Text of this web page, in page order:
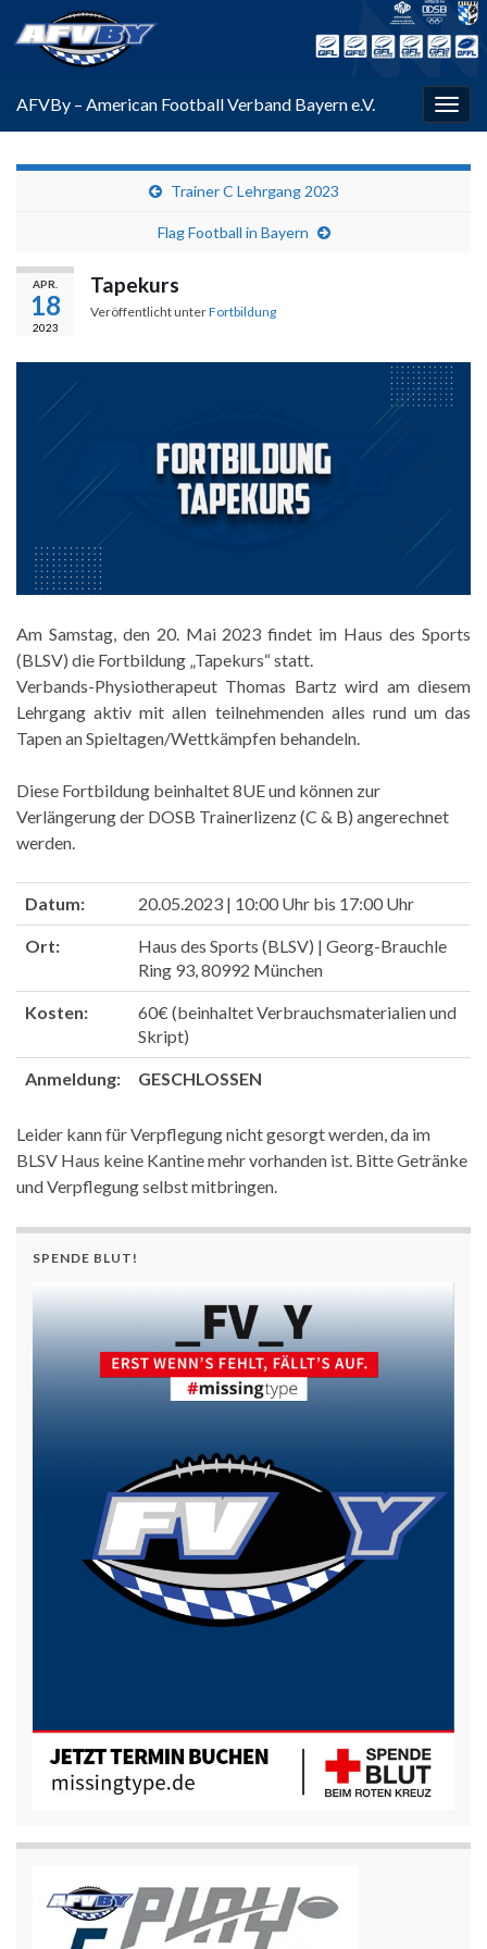
AFVBy – American Football Verband Bayern e.V.
Trainer C Lehrgang 2023
Flag Football in Bayern
APR.
18
2023
Tapekurs
Veröffentlicht unterFortbildung
Am Samstag, den 20. Mai 2023 findet im Haus des Sports
(BLSV) die Fortbildung „Tapekurs“ statt.
Verbands-Physiotherapeut Thomas Bartz wird am diesem
Lehrgang aktiv mit allen teilnehmenden alles rund um das
Tapen an Spieltagen/Wettkämpfen behandeln.
Diese Fortbildung beinhaltet 8UE und können zur
Verlängerung der DOSB Trainerlizenz (C & B) angerechnet
werden.
Datum: 20.05.2023 | 10:00 Uhr bis 17:00 Uhr
Ort:
Haus des Sports (BLSV) | Georg-Brauchle
Ring 93, 80992 München
Kosten:
60€ (beinhaltet Verbrauchsmaterialien und
Skript)
Anmeldung: GESCHLOSSEN
Leider kann für Verpflegung nicht gesorgt werden, da im
BLSV Haus keine Kantine mehr vorhanden ist. Bitte Getränke
und Verpflegung selbst mitbringen.
SPENDE BLUT!